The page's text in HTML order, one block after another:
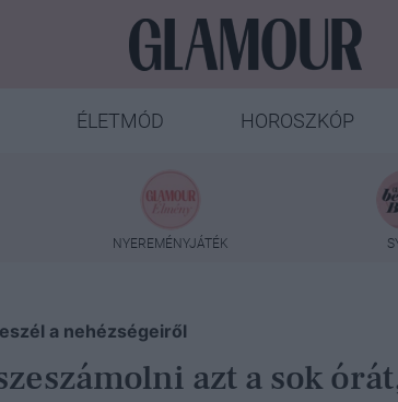
ÉLETMÓD HOROSZKÓP
NYEREMÉNYJÁTÉK
a nehézségeiről
azt a sok